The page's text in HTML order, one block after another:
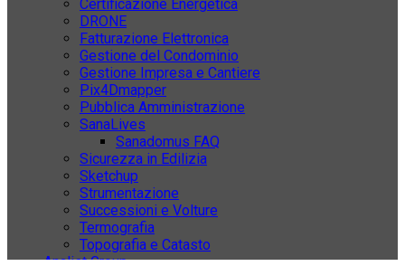
Certificazione Energetica
DRONE
Fatturazione Elettronica
Gestione del Condominio
Gestione Impresa e Cantiere
Pix4Dmapper
Pubblica Amministrazione
SanaLives
Sanadomus FAQ
Sicurezza in Edilizia
Sketchup
Strumentazione
Successioni e Volture
Termografia
Topografia e Catasto
Analist Group